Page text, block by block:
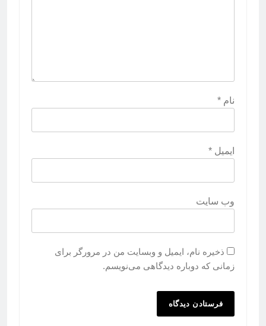
نام *
ایمیل *
وب‌ سایت
ذخیره نام، ایمیل و وبسایت من در مرورگر برای
زمانی که دوباره دیدگاهی می‌نویسم.